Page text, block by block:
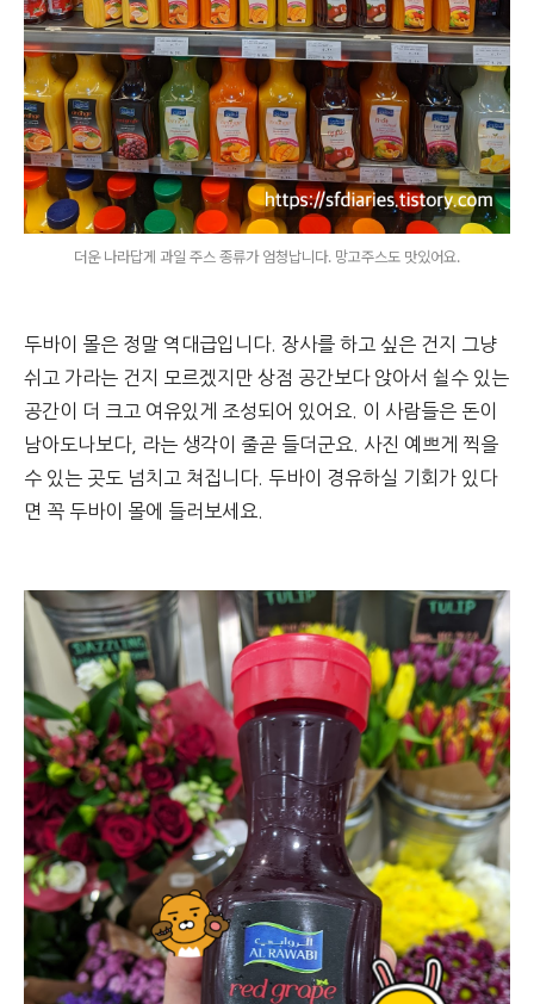
더운 나라답게 과일 주스 종류가 엄청납니다. 망고주스도 맛있어요.
두바이 몰은 정말 역대급입니다. 장사를 하고 싶은 건지 그냥
쉬고 가라는 건지 모르겠지만 상점 공간보다 앉아서 쉴수 있는
공간이 더 크고 여유있게 조성되어 있어요. 이 사람들은 돈이
남아도나보다, 라는 생각이 줄곧 들더군요. 사진 예쁘게 찍을
수 있는 곳도 넘치고 쳐집니다. 두바이 경유하실 기회가 있다
면 꼭 두바이 몰에 들러보세요.